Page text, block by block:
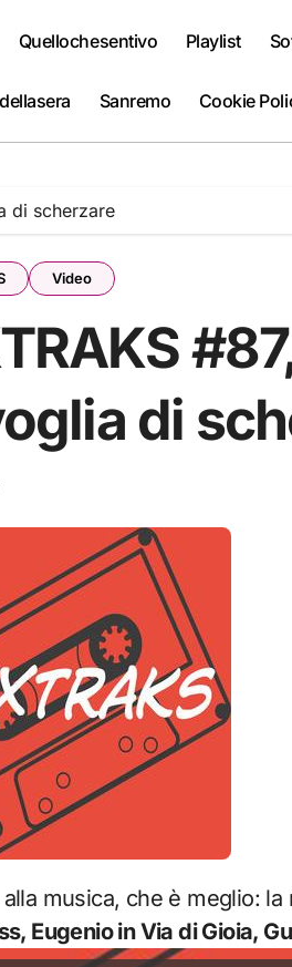
Quellochesentivo Playlist
Sanremo Cookie
di scherzare
Video
di
alla musica, che è meglio: la
Eugenio in Via di Gioia,